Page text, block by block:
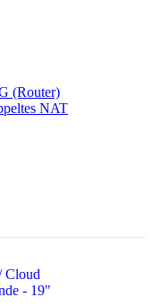
(Router)
NAT